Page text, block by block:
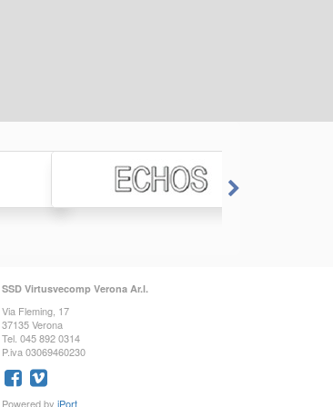
SSD Virtusvecomp Verona Ar.l.
Via Fleming, 17
37135 Verona
Tel. 045 892 0314
P.iva 03069460230
Powered by iPort